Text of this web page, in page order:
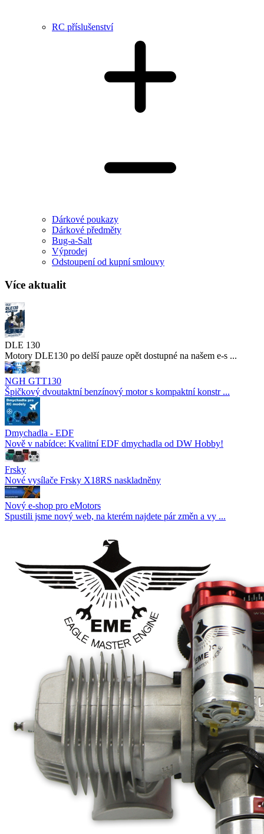
RC příslušenství
Dárkové poukazy
Dárkové předměty
Bug-a-Salt
Výprodej
Odstoupení od kupní smlouvy
Více aktualit
DLE 130
Motory DLE130 po delší pauze opět dostupné na našem e-s ...
NGH GTT130
Špičkový dvoutaktní benzínový motor s kompaktní konstr ...
Dmychadla - EDF
Nově v nabídce: Kvalitní EDF dmychadla od DW Hobby!
Frsky
Nové vysílače Frsky X18RS naskladněny
Nový e-shop pro eMotors
Spustili jsme nový web, na kterém najdete pár změn a vy ...